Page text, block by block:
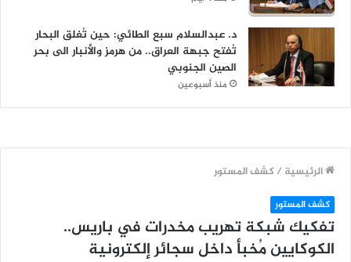
د. عبدالسلام سبع الطائي: حين تُغلق البحار
تُفتح جبهة العراق.. من هرمز والأنبار الى بحر
الصين الجنوبي
منذ أسبوعين